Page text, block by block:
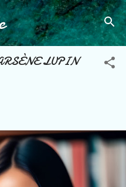
Hauptbereich
LUPIN